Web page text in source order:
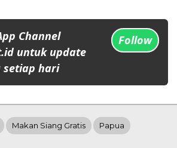
Channel
untuk update
hari
Follow
Makan Siang Gratis Papua